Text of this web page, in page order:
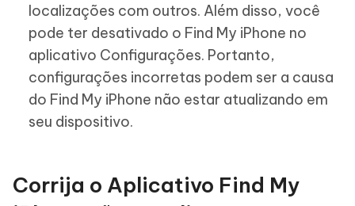
localizações com outros. Além disso, você
pode ter desativado o Find My iPhone no
aplicativo Configurações. Portanto,
configurações incorretas podem ser a causa
do Find My iPhone não estar atualizando em
seu dispositivo.
Corrija o Aplicativo Find My